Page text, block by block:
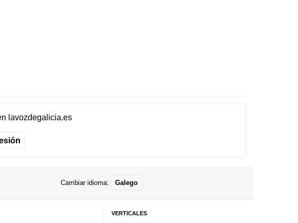
lavozdegalicia.es
Cambiar idioma: Galego
VERTICALES